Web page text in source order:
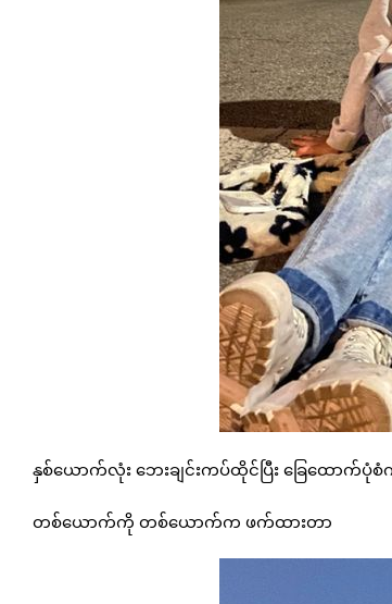
နှစ်ယောက်လုံး ဘေးချင်းကပ်ထိုင်ပြီး ခြေထေ
တစ်ယောက်ကို တစ်ယောက်က ဖက်ထားတာ